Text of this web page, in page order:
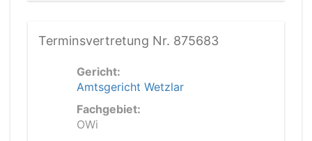
Terminsvertretung Nr. 875683
Gericht:
Amtsgericht Wetzlar
Fachgebiet:
OWi